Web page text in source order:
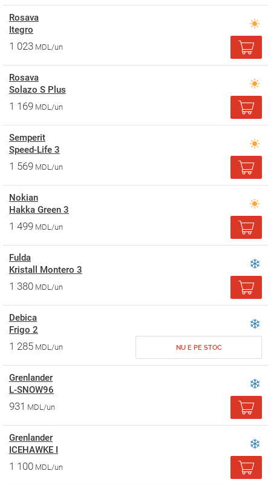
Rosava
Itegro
1 023 MDL/un
Rosava
Solazo S Plus
1 169 MDL/un
Semperit
Speed-Life 3
1 569 MDL/un
Nokian
Hakka Green 3
1 499 MDL/un
Fulda
Kristall Montero 3
1 380 MDL/un
Debica
Frigo 2
1 285 MDL/un NU E PE STOC
Grenlander
L-SNOW96
931 MDL/un
Grenlander
ICEHAWKE I
1 100 MDL/un